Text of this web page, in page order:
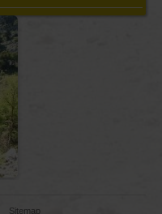
Sitemap